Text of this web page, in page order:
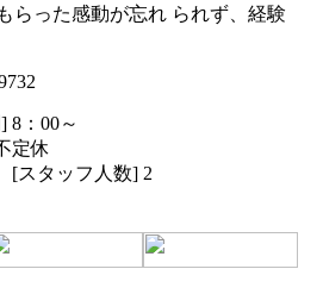
らった感動が忘れ られず、経験
8：00～
定休
タッフ人数] 2